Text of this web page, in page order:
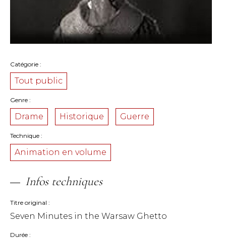
Catégorie
Tout public
Genre
Drame Historique Guerre
Technique
Animation en volume
Infos techniques
Titre original
Seven Minutes in the Warsaw Ghetto
Durée